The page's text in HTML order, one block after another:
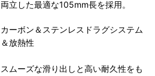
両立した最適な105mm長を採用。
カーボン＆ステンレスドラグシステム
＆放熱性
スムーズな滑り出しと高い耐久性をも